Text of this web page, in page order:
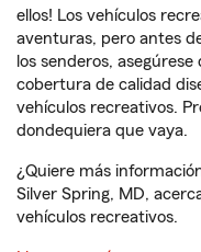
ellos! Los vehículos
aventuras, pero antes
los senderos,
cobertura de calidad
vehículos recreativos.
dondequiera que vaya.
¿Quiere más
Silver Spring, MD,
vehículos recreativos.